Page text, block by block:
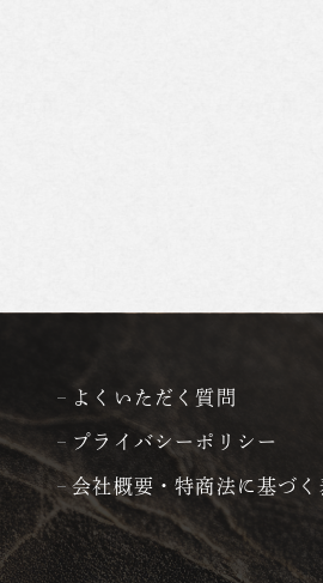
よくいただく質問
プライバシーポリシー
会社概要・特商法に基づ